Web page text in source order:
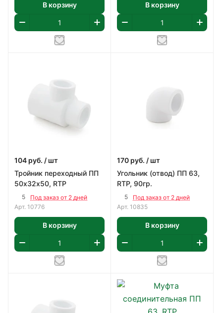
В корзину В корзину
104 руб. / шт
Тройник переходный ПП
50х32х50, RTP
5
Под заказ от 2 дней
Арт. 10776
В корзину
170 руб. / шт
Угольник (отвод) ПП 63,
RTP, 90гр.
5
Под заказ от 2 дней
Арт. 10835
В корзину